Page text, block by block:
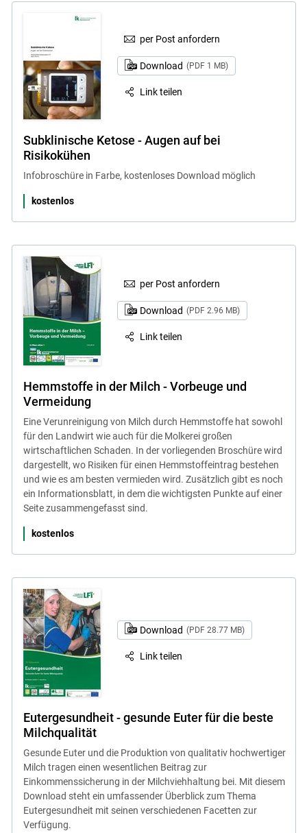
per Post anfordern
Download (PDF 1 MB)
Link teilen
Subklinische Ketose - Augen auf bei
Risikokühen
Infobroschüre in Farbe, kostenloses Download möglich
kostenlos
per Post anfordern
Download (PDF 2.96 MB)
Link teilen
Hemmstoffe in der Milch - Vorbeuge und
Vermeidung
Eine Verunreinigung von Milch durch Hemmstoffe hat sowohl
für den Landwirt wie auch für die Molkerei großen
wirtschaftlichen Schaden. In der vorliegenden Broschüre wird
dargestellt, wo Risiken für einen Hemmstoffeintrag bestehen
und wie es am besten vermieden wird. Zusätzlich gibt es noch
ein Informationsblatt, in dem die wichtigsten Punkte auf einer
Seite zusammengefasst sind.
kostenlos
Download (PDF 28.77 MB)
Link teilen
Eutergesundheit - gesunde Euter für die beste
Milchqualität
Gesunde Euter und die Produktion von qualitativ hochwertiger
Milch tragen einen wesentlichen Beitrag zur
Einkommenssicherung in der Milchviehhaltung bei. Mit diesem
Download steht ein umfassender Überblick zum Thema
Eutergesundheit mit seinen verschiedenen Facetten zur
Verfügung.